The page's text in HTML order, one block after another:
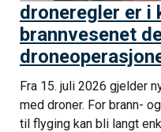
droneregler er i
brannvesenet
Fra 15. juli 2026 gjelder
med droner. For brann-
til flyging kan bli langt